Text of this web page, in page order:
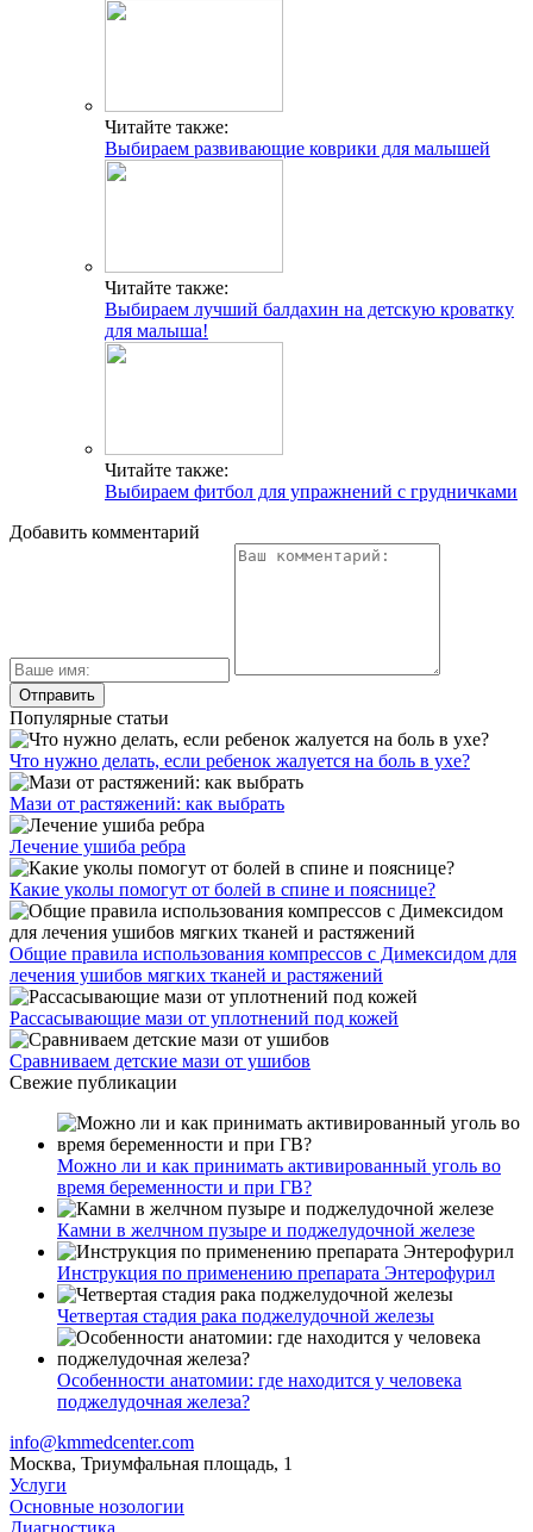
Читайте также:
Выбираем развивающие коврики для малышей
Читайте также:
Выбираем лучший балдахин на детскую кроватку
для малыша!
Читайте также:
Выбираем фитбол для упражнений с грудничками
Добавить комментарий
Популярные статьи
Что нужно делать, если ребенок жалуется на боль в ухе?
Мази от растяжений: как выбрать
Лечение ушиба ребра
Какие уколы помогут от болей в спине и пояснице?
Общие правила использования компрессов с Димексидом для
лечения ушибов мягких тканей и растяжений
Рассасывающие мази от уплотнений под кожей
Сравниваем детские мази от ушибов
Свежие публикации
Можно ли и как принимать активированный уголь во
время беременности и при ГВ?
Камни в желчном пузыре и поджелудочной железе
Инструкция по применению препарата Энтерофурил
Четвертая стадия рака поджелудочной железы
Особенности анатомии: где находится у человека
поджелудочная железа?
info@kmmedcenter.com
Москва, Триумфальная площадь, 1
Услуги
Основные нозологии
Диагностика